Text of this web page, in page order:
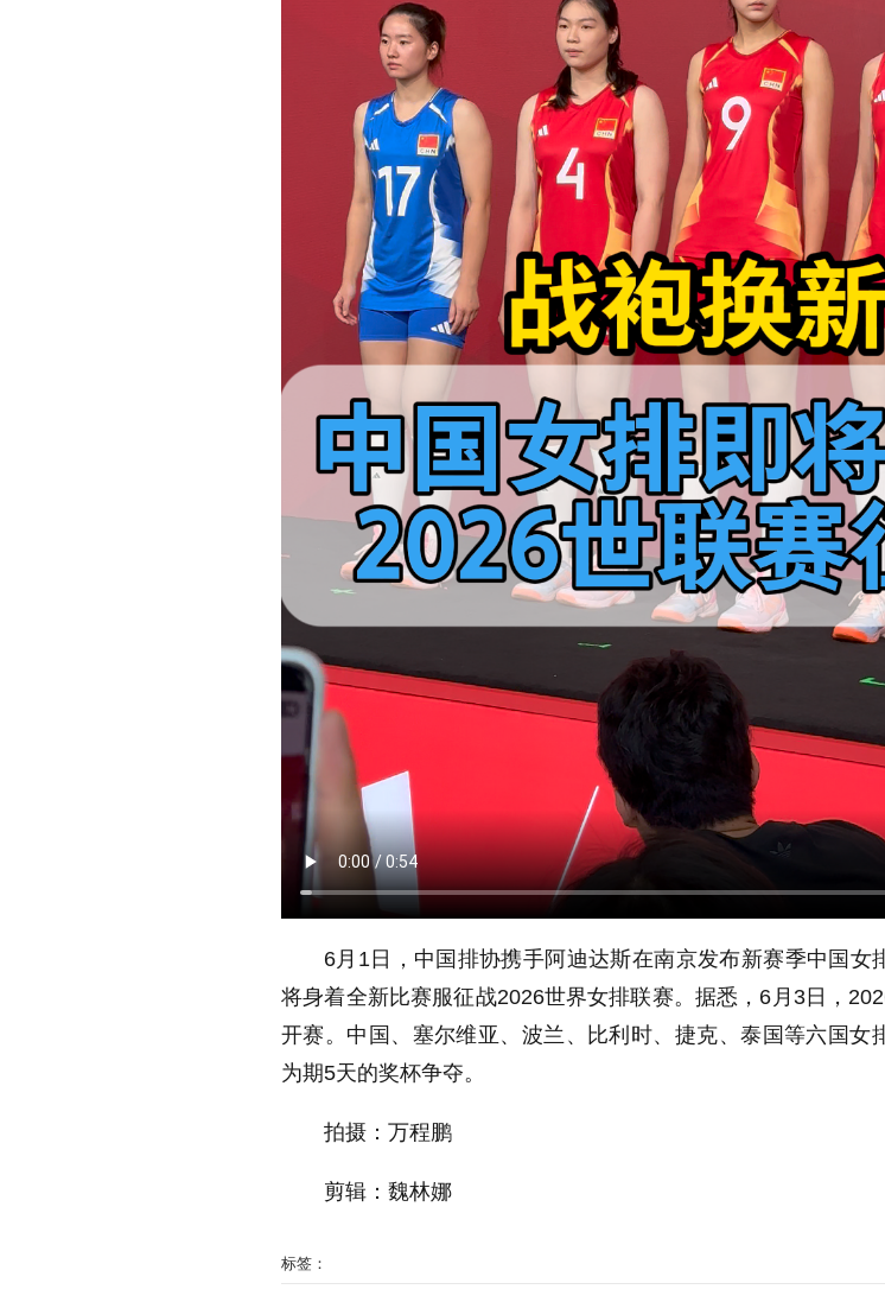
6月1日，中国排协携手阿迪达斯在南京发布新赛季中国女
将身着全新比赛服征战2026世界女排联赛。据悉，6月3日，
开赛。中国、塞尔维亚、波兰、比利时、捷克、泰国等六国女
为期5天的奖杯争夺。
拍摄：万程鹏
剪辑：魏林娜
标签：